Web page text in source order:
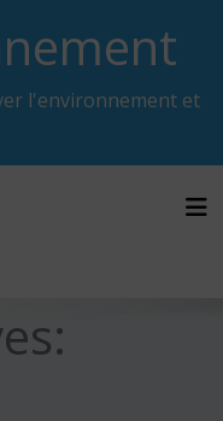
l'environnement et